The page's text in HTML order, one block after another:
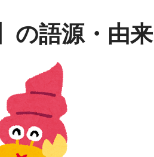
の語源・由来